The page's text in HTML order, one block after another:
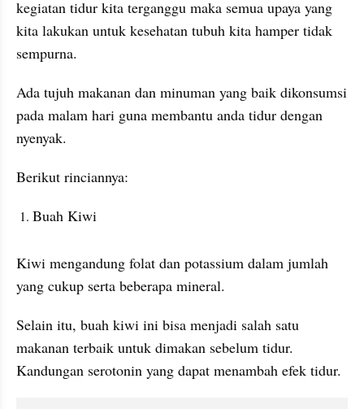
kegiatan tidur kita terganggu maka semua upaya yang
kita lakukan untuk kesehatan tubuh kita hamper tidak
sempurna.
Ada tujuh makanan dan minuman yang baik dikonsumsi
pada malam hari guna membantu anda tidur dengan
nyenyak.
Berikut rinciannya:
Buah Kiwi
Kiwi mengandung folat dan potassium dalam jumlah
yang cukup serta beberapa mineral.
Selain itu, buah kiwi ini bisa menjadi salah satu
makanan terbaik untuk dimakan sebelum tidur.
Kandungan serotonin yang dapat menambah efek tidur.